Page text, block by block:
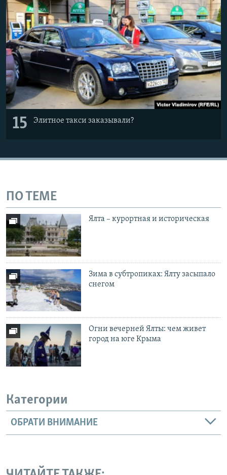
15 Элитное такси заказывали?
ПО ТЕМЕ
Ялта – курортная и историческая
Зима в субтропиках: Ялту засыпало
снегом
Огни вечерней Ялты: чем живет
город на юге Крыма
Категории
ОБРАТИ ВНИМАНИЕ